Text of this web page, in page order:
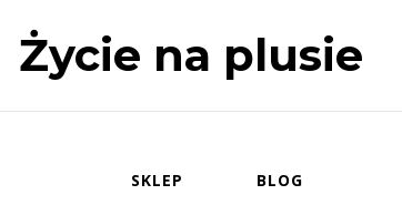
Życie na plusie
SKLEP BLOG